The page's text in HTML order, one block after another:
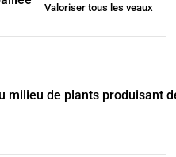
Valoriser tous les veaux